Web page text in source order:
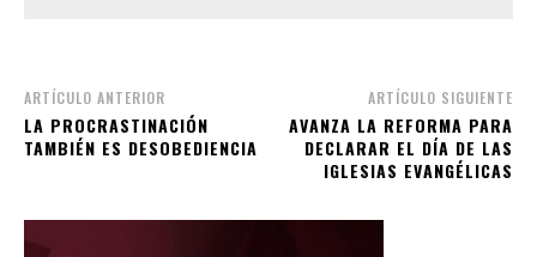
ARTÍCULO ANTERIOR
LA PROCRASTINACIÓN
TAMBIÉN ES DESOBEDIENCIA
ARTÍCULO SIGUIENTE
AVANZA LA REFORMA PARA
DECLARAR EL DÍA DE LAS
IGLESIAS EVANGÉLICAS